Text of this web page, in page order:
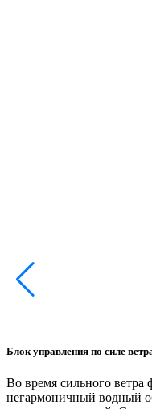
Блок управления по силе
Во время сильного ветра
негармоничный водный